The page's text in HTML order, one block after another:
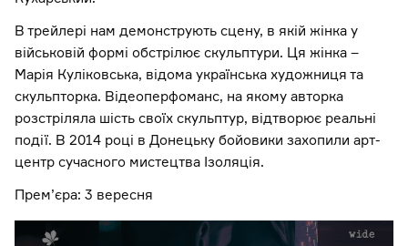
В трейлері нам демонструють сцену, в якій жінка у
військовій формі обстрілює скульптури. Ця жінка –
Марія Куліковська, відома українська художниця та
скульпторка. Відеоперфоманс, на якому авторка
розстріляла шість своїх скульптур, відтворює реальні
події. В 2014 році в Донецьку бойовики захопили арт-
центр сучасного мистецтва Ізоляція.
Прем’єра: 3 вересня